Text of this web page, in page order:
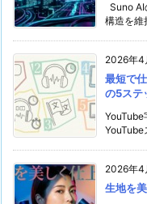
Suno AI
構造を維
2026年4
最短で
の5ステ
YouTube
2026年4
生地を